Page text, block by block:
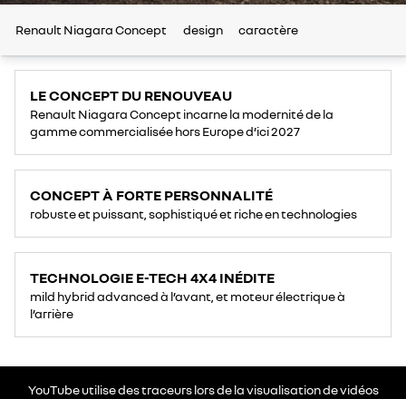
Renault Niagara Concept design caractère
LE CONCEPT DU RENOUVEAU
Renault Niagara Concept incarne la modernité de la
gamme commercialisée hors Europe d’ici 2027
CONCEPT À FORTE PERSONNALITÉ
robuste et puissant, sophistiqué et riche en technologies
TECHNOLOGIE E-TECH 4X4 INÉDITE
mild hybrid advanced à l’avant, et moteur électrique à
l’arrière
YouTube utilise des traceurs lors de la visualisation de vidéos